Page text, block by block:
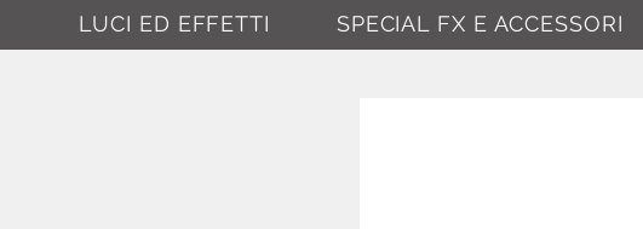
LUCI ED EFFETTI SPECIAL FX E ACCESSORI